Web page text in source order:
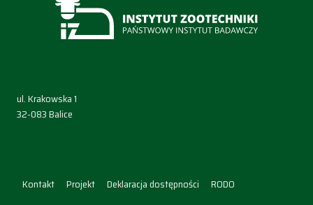
ul. Krakowska 1
32-083 Balice
Kontakt Projekt Deklaracja dostępności RODO